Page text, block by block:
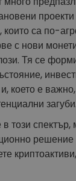
които са по-
с нови
Тя се
което е
загуби.
този